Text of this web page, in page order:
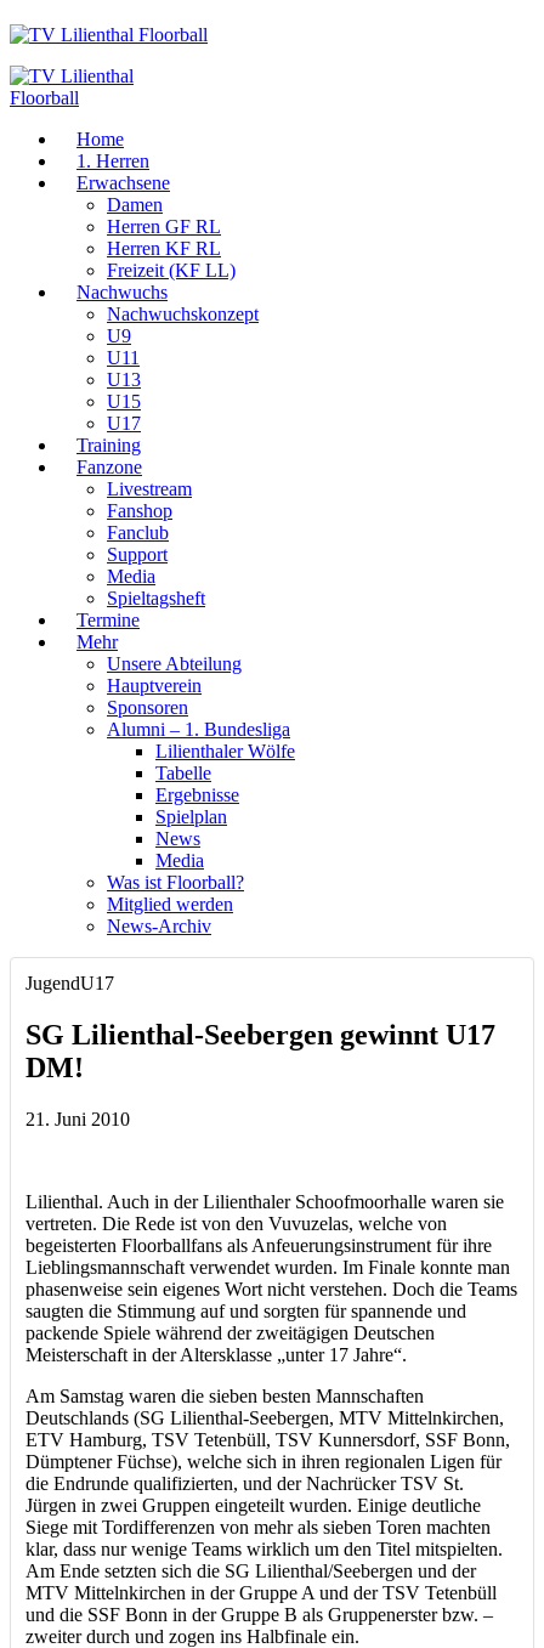
Home
1. Herren
Erwachsene
Damen
Herren GF RL
Herren KF RL
Freizeit (KF LL)
Nachwuchs
Nachwuchskonzept
U9
U11
U13
U15
U17
Training
Fanzone
Livestream
Fanshop
Fanclub
Support
Media
Spieltagsheft
Termine
Mehr
Unsere Abteilung
Hauptverein
Sponsoren
Alumni – 1. Bundesliga
Lilienthaler Wölfe
Tabelle
Ergebnisse
Spielplan
News
Media
Was ist Floorball?
Mitglied werden
News-Archiv
JugendU17
SG Lilienthal-Seebergen gewinnt U17
DM!
21. Juni 2010
Lilienthal. Auch in der Lilienthaler Schoofmoorhalle waren sie
vertreten. Die Rede ist von den Vuvuzelas, welche von
begeisterten Floorballfans als Anfeuerungsinstrument für ihre
Lieblingsmannschaft verwendet wurden. Im Finale konnte man
phasenweise sein eigenes Wort nicht verstehen. Doch die Teams
saugten die Stimmung auf und sorgten für spannende und
packende Spiele während der zweitägigen Deutschen
Meisterschaft in der Altersklasse „unter 17 Jahre“.
Am Samstag waren die sieben besten Mannschaften
Deutschlands (SG Lilienthal-Seebergen, MTV Mittelnkirchen,
ETV Hamburg, TSV Tetenbüll, TSV Kunnersdorf, SSF Bonn,
Dümptener Füchse), welche sich in ihren regionalen Ligen für
die Endrunde qualifizierten, und der Nachrücker TSV St.
Jürgen in zwei Gruppen eingeteilt wurden. Einige deutliche
Siege mit Tordifferenzen von mehr als sieben Toren machten
klar, dass nur wenige Teams wirklich um den Titel mitspielten.
Am Ende setzten sich die SG Lilienthal/Seebergen und der
MTV Mittelnkirchen in der Gruppe A und der TSV Tetenbüll
und die SSF Bonn in der Gruppe B als Gruppenerster bzw. –
zweiter durch und zogen ins Halbfinale ein.